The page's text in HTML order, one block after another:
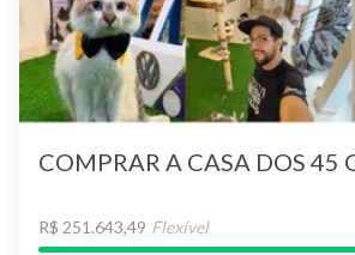
COMPRAR A CASA DOS 45
R$ 251.643,49 Flexível